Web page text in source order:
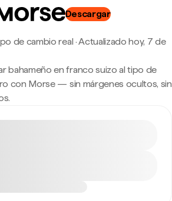
Descargar
de cambio real ·Actualizado hoy, 7 de
bahameño en franco suizo al tipo de
con Morse — sin márgenes ocultos, sin